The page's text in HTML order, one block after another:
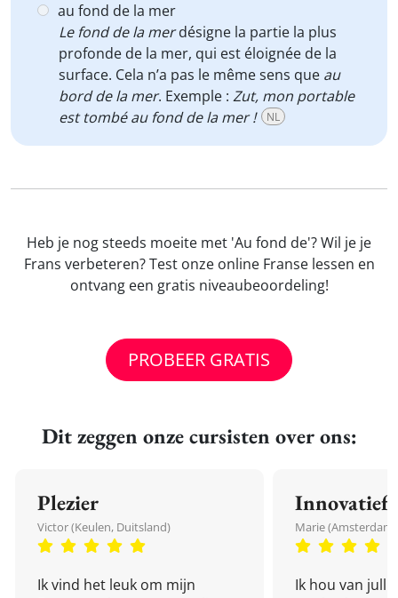
au fond de la mer
Le fond de la merdésigne la partie la plus
profonde de la mer, qui est éloignée de la
surface. Cela n’a pas le même sens que au
bord de la mer. Exemple : Zut, mon portable
est tombé au fond de la mer !
NL
Heb je nog steeds moeite met 'Au fond de'? Wil je je
Frans verbeteren? Test onze online Franse lessen en
ontvang een gratis niveaubeoordeling!
PROBEER GRATIS
Dit zeggen onze cursisten over ons:
Plezier
Victor (Keulen, Duitsland)
Ik vind het leuk om mijn
Innovatief
Marie
Ik hou van